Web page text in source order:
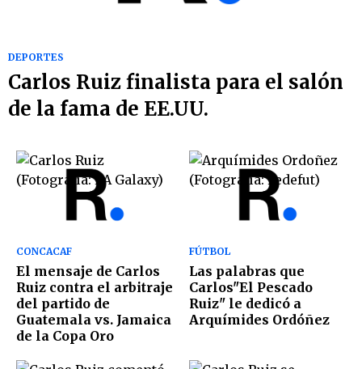
DEPORTES
Carlos Ruiz finalista para el salón
de la fama de EE.UU.
CONCACAF
El mensaje de Carlos
Ruiz contra el arbitraje
del partido de
Guatemala vs. Jamaica
de la Copa Oro
FÚTBOL
Las palabras que
Carlos"El Pescado
Ruiz" le dedicó a
Arquímides Ordóñez